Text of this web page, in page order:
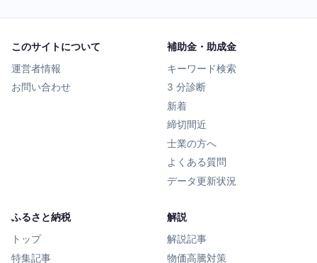
このサイトについて
運営者情報
お問い合わせ
補助金・助成金
キーワード検索
3 分診断
新着
締切間近
士業の方へ
よくある質問
データ更新状況
ふるさと納税
トップ
特集記事
解説
解説記事
物価高騰対策